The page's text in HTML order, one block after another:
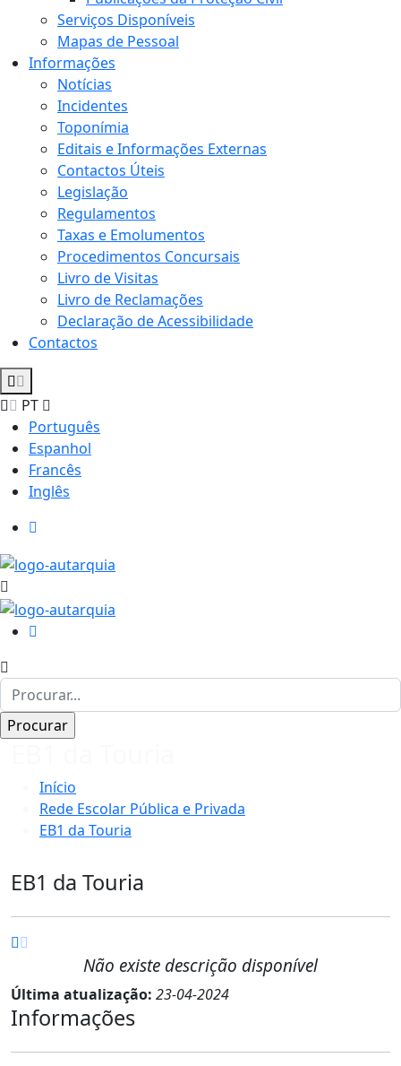
Serviços Disponíveis
Mapas de Pessoal
Informações
Notícias
Incidentes
Toponímia
Editais e Informações Externas
Contactos Úteis
Legislação
Regulamentos
Taxas e Emolumentos
Procedimentos Concursais
Livro de Visitas
Livro de Reclamações
Declaração de Acessibilidade
Contactos
PT
Português
Espanhol
Francês
Inglês
Início
Rede Escolar Pública e Privada
EB1 da Touria
EB1 da Touria
Não existe descrição disponível
Última atualização: 23-04-2024
Informações